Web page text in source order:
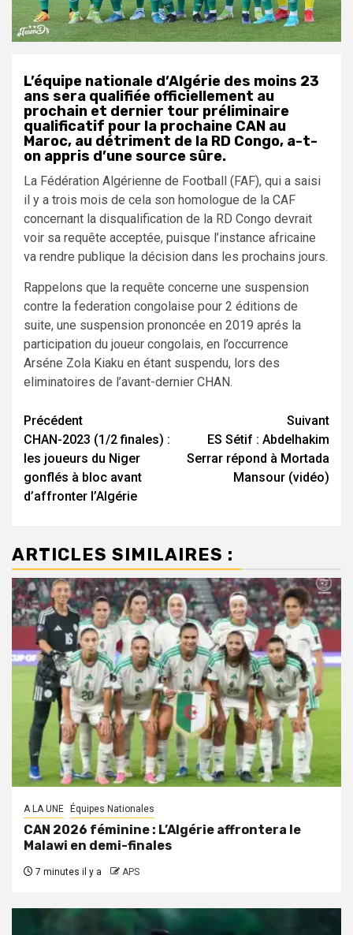
L’équipe nationale d’Algérie des moins 23
ans sera qualifiée officiellement au
prochain et dernier tour préliminaire
qualificatif pour la prochaine CAN au
Maroc, au détriment de la RD Congo, a-t-
on appris d’une source sûre.
La Fédération Algérienne de Football (FAF), qui a saisi
il y a trois mois de cela son homologue de la CAF
concernant la disqualification de la RD Congo devrait
voir sa requête acceptée, puisque l’instance africaine
va rendre publique la décision dans les prochains jours.
Rappelons que la requête concerne une suspension
contre la federation congolaise pour 2 éditions de
suite, une suspension prononcée en 2019 aprés la
participation du joueur congolais, en l’occurrence
Arséne Zola Kiaku en étant suspendu, lors des
eliminatoires de l’avant-dernier CHAN.
Navigation
d’article
Précédent
CHAN-2023 (1/2 finales) :
les joueurs du Niger
gonflés à bloc avant
d’affronter l’Algérie
Suivant
ES Sétif : Abdelhakim
Serrar répond à Mortada
Mansour (vidéo)
ARTICLES SIMILAIRES :
A LA UNE Équipes Nationales
CAN 2026 féminine : L’Algérie affrontera le
Malawi en demi-finales
7 minutes il y a APS